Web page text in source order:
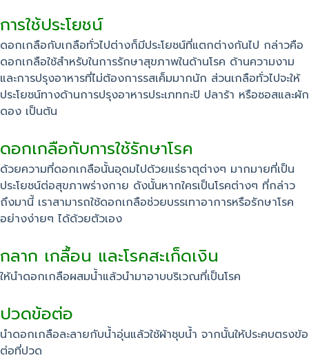
การใช้ประโยชน์
ดอกเกลือกับเกลือทั่วไปต่างก็มีประโยชน์ที่แตกต่างกันไป กล่าวคือ
ดอกเกลือใช้สำหรับในการรักษาสุขภาพในด้านโรค ด้านความงาม
และการปรุงอาหารที่ไม่ต้องการรสเค็มมากนัก ส่วนเกลือทั่วไปจะให้
ประโยชน์ทางด้านการปรุงอาหารประเภทกะปิ ปลาร้า หรือซอสและผัก
ดอง เป็นต้น
ดอกเกลือกับการใช้รักษาโรค
ด้วยความที่ดอกเกลือนั้นอุดมไปด้วยแร่ธาตุต่างๆ มากมายที่เป็น
ประโยชน์ต่อสุขภาพร่างกาย ดังนั้นหากใครเป็นโรคต่างๆ ที่กล่าว
ถึงมานี้ เราสามารถใช้ดอกเกลือช่วยบรรเทาอาการหรือรักษาโรค
อย่างง่ายๆ ได้ด้วยตัวเอง
กลาก เกลื้อน และโรคสะเก็ดเงิน
ให้นำดอกเกลือผสมน้ำแล้วนำมาอาบบริเวณที่เป็นโรค
ปวดข้อต่อ
นำดอกเกลือละลายกับน้ำอุ่นแล้วใช้ผ้าชุบน้ำ จากนั้นให้ประคบตรงข้อ
ต่อที่ปวด